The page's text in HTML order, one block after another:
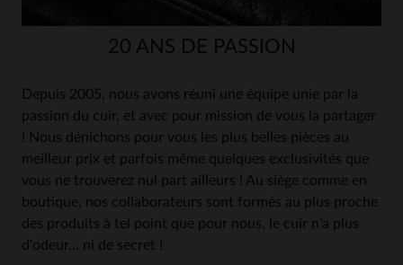
20 ANS DE PASSION
Depuis 2005, nous avons réuni une équipe unie par la
passion du cuir, et avec pour mission de vous la partager
! Nous dénichons pour vous les plus belles pièces au
meilleur prix et parfois même quelques exclusivités que
vous ne trouverez nul part ailleurs ! Au siège comme en
boutique, nos collaborateurs sont formés au plus proche
des produits à tel point que pour nous, le cuir n'a plus
d'odeur... ni de secret !